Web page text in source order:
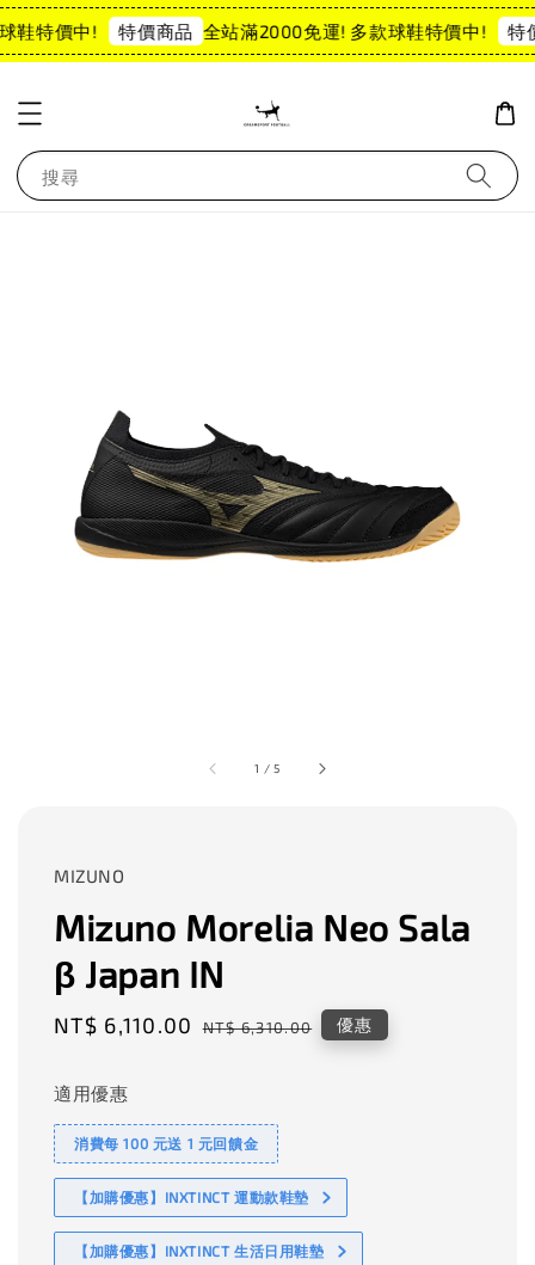
鞋特價中! 特價商品 全站滿2000免運! 多款球鞋特價中! 特
搜尋
1 /5
MIZUNO
Mizuno Morelia Neo Sala
β Japan IN
Sale
NT$ 6,110.00 Regular
NT$ 6,310.00 優惠
適用優惠
消費每 100 元送 1 元回饋金
【加購優惠】INXTINCT 運動款鞋墊
【加購優惠】INXTINCT 生活日用鞋墊